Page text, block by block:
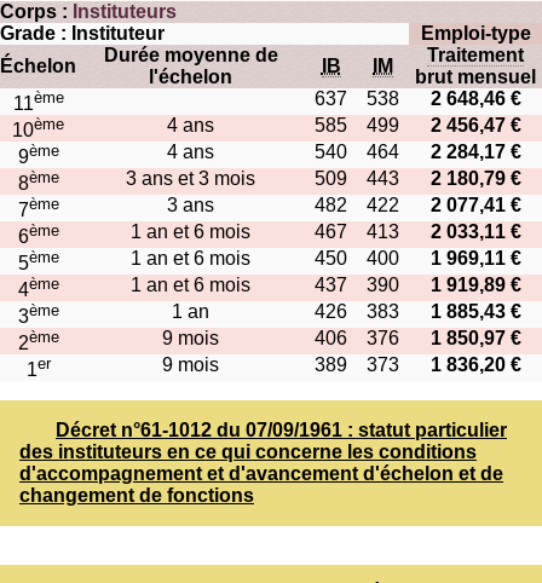
Corps : Instituteurs
Grade : Instituteur
Emploi-type
Échelon
Durée moyenne de
l'échelon
IB IM
Traitement
brut mensuel
11ème 637 538
2 648,46 €
10ème 4 ans 585 499
2 456,47 €
9ème 4 ans 540 464
2 284,17 €
8ème 3 ans et 3 mois 509 443
2 180,79 €
7ème 3 ans 482 422
2 077,41 €
6ème 1 an et 6 mois 467 413
2 033,11 €
5ème 1 an et 6 mois 450 400
1 969,11 €
4ème 1 an et 6 mois 437 390
1 919,89 €
3ème 1 an 426 383
1 885,43 €
2ème 9 mois 406 376
1 850,97 €
1er 9 mois 389 373 1 836,20 €
Décret n°61-1012 du 07/09/1961 : statut particulier
des instituteurs en ce qui concerne les conditions
d'accompagnement et d'avancement d'échelon et de
changement de fonctions